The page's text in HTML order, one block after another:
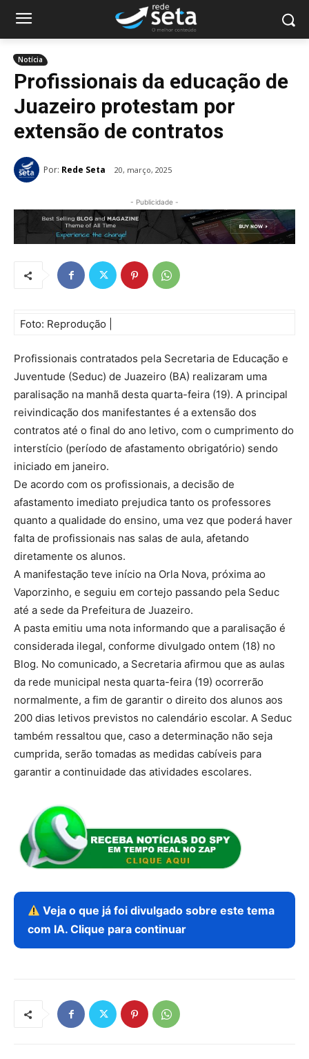
Notícia
Profissionais da educação de
Juazeiro protestam por
extensão de contratos
Por: Rede Seta 20, março, 2025
- Publicidade -
Foto: Reprodução |
Profissionais contratados pela Secretaria de Educação e
Juventude (Seduc) de Juazeiro (BA) realizaram uma
paralisação na manhã desta quarta-feira (19). A principal
reivindicação dos manifestantes é a extensão dos
contratos até o final do ano letivo, com o cumprimento do
interstício (período de afastamento obrigatório) sendo
iniciado em janeiro.
De acordo com os profissionais, a decisão de
afastamento imediato prejudica tanto os professores
quanto a qualidade do ensino, uma vez que poderá haver
falta de profissionais nas salas de aula, afetando
diretamente os alunos.
A manifestação teve início na Orla Nova, próxima ao
Vaporzinho, e seguiu em cortejo passando pela Seduc
até a sede da Prefeitura de Juazeiro.
A pasta emitiu uma nota informando que a paralisação é
considerada ilegal, conforme divulgado ontem (18) no
Blog. No comunicado, a Secretaria afirmou que as aulas
da rede municipal nesta quarta-feira (19) ocorrerão
normalmente, a fim de garantir o direito dos alunos aos
200 dias letivos previstos no calendário escolar. A Seduc
também ressaltou que, caso a determinação não seja
cumprida, serão tomadas as medidas cabíveis para
garantir a continuidade das atividades escolares.
Veja o que já foi divulgado sobre este tema
com IA. Clique para continuar